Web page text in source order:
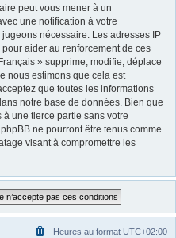
peut vous mener à un
une notification à votre
nécessaire. Les adresses IP
aider au renforcement de ces
» supprime, modifie, déplace
nous estimons que cela est
que toutes les informations
notre base de données. Bien que
une tierce partie sans votre
ne pourront être tenus comme
visant à compromettre les
Heures au format UTC+02:00